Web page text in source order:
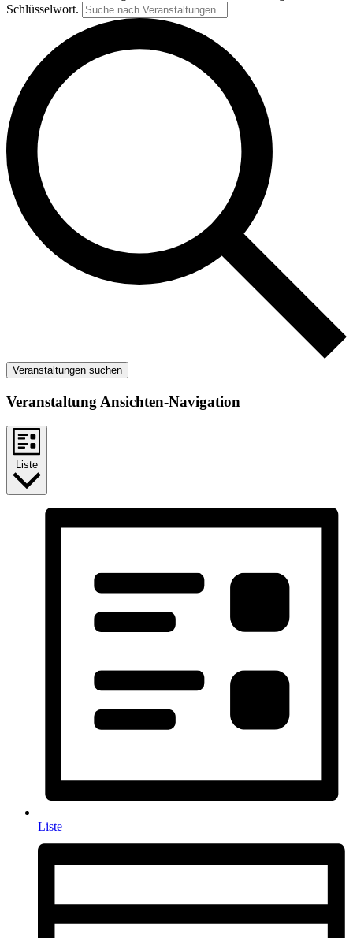
Schlüsselwort.
Veranstaltungen suchen
Veranstaltung Ansichten-Navigation
Liste
Liste